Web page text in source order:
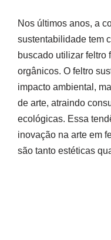
Nos últimos anos, a
sustentabilidade tem
buscado utilizar feltro
orgânicos. O feltro
impacto ambiental,
de arte, atraindo
ecológicas. Essa
inovação na arte em
são tanto estéticas